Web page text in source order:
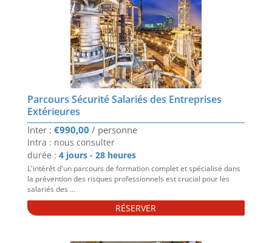
Parcours Sécurité Salariés des Entreprises
Extérieures
€990,00
Intra : nous consulter
durée : 4 jours - 28 heures
L'intérêt d'un parcours de formation complet et spécialisé dans
la prévention des risques professionnels est crucial pour les
salariés des ...
RÉSERVER